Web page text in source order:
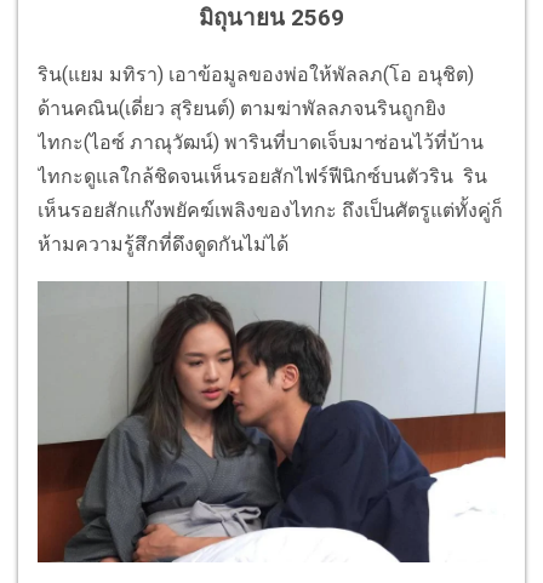
มิถุนายน 2569
ริน(แยม มทิรา) เอาข้อมูลของพ่อให้พัลลภ(โอ อนุชิต)
ด้านคณิน(เดี่ยว สุริยนต์) ตามฆ่าพัลลภจนรินถูกยิง
ไทกะ(ไอซ์ ภาณุวัฒน์) พารินที่บาดเจ็บมาซ่อนไว้ที่บ้าน
ไทกะดูแลใกล้ชิดจนเห็นรอยสักไฟร์ฟีนิกซ์บนตัวริน ริน
เห็นรอยสักแก๊งพยัคฆ์เพลิงของไทกะ ถึงเป็นศัตรูแต่ทั้งคู่ก็
ห้ามความรู้สึกที่ดึงดูดกันไม่ได้